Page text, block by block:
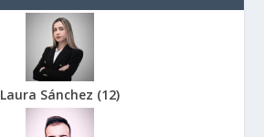
Laura Sánchez (12)